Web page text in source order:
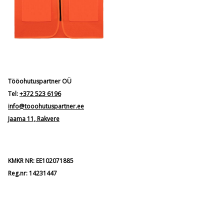
Tööohutuspartner OÜ
Tel:+372 523 6196
info@tooohutuspartner.ee
Jaama 11, Rakvere
KMKR NR: EE102071885
Reg.nr: 14231447